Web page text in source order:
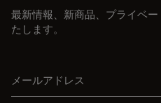
最新情報、新商品、プライベ
たします。